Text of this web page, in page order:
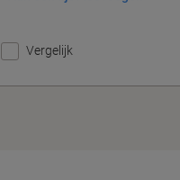
Vergelijk